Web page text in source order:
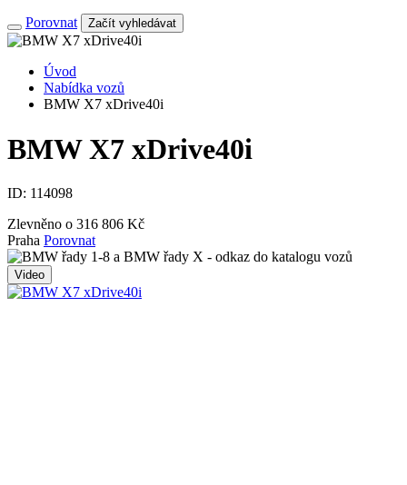
Porovnat Začít vyhledávat
Úvod
Nabídka vozů
BMW X7 xDrive40i
BMW X7 xDrive40i
ID: 114098
Zlevněno o 316 806 Kč
Praha Porovnat
Video